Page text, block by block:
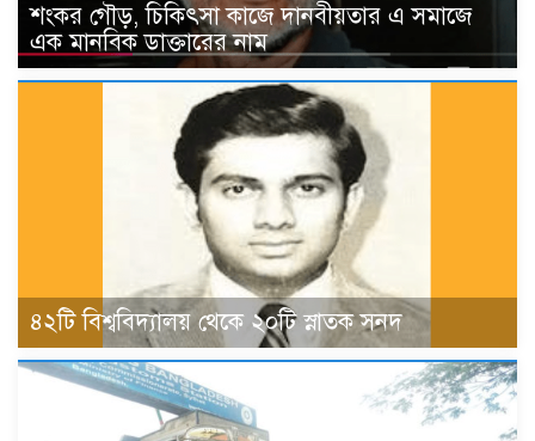
শংকর গৌড়, চিকিৎসা কাজে দানবীয়তার এ সমাজে
এক মানবিক ডাক্তারের নাম
৪২টি বিশ্ববিদ্যালয় থেকে ২০টি স্নাতক সনদ